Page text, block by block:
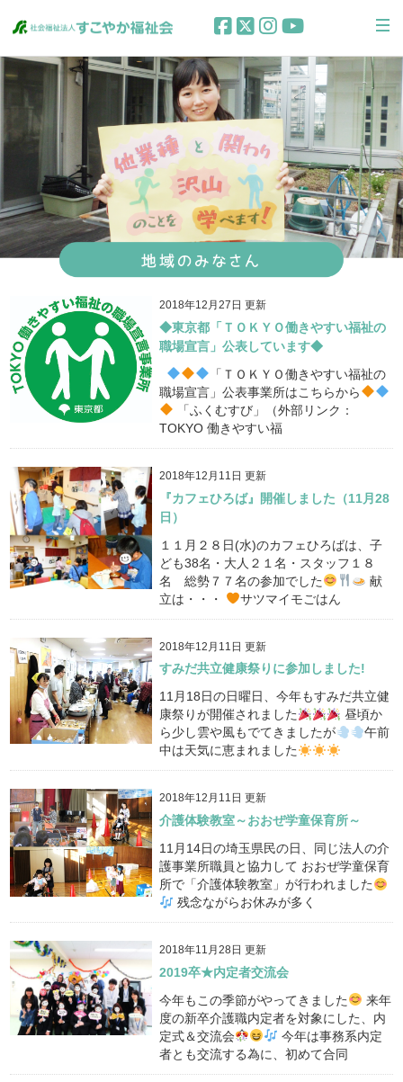
2018年12月27日 更新
◆東京都「ＴＯＫＹＯ働きやすい福祉の
職場宣言」公表しています◆
「ＴＯＫＹＯ働きやすい福祉の
職場宣言」公表事業所はこちらから
「ふくむすび」（外部リンク：
TOKYO 働きやすい福
2018年12月11日 更新
『カフェひろば』開催しました（11月28
日）
１１月２８日(水)のカフェひろばは、子
ども38名・大人２１名・スタッフ１８
名 総勢７７名の参加でした
献
立は・・・
サツマイモごはん
2018年12月11日 更新
すみだ共立健康祭りに参加しました!
11月18日の日曜日、今年もすみだ共立健
康祭りが開催されました
昼頃か
ら少し雲や風もでてきましたが
午前
中は天気に恵まれました
2018年12月11日 更新
介護体験教室～おおぜ学童保育所～
11月14日の埼玉県民の日、同じ法人の介
護事業所職員と協力して おおぜ学童保育
所で「介護体験教室」が行われました
残念ながらお休みが多く
2018年11月28日 更新
2019卒★内定者交流会
今年もこの季節がやってきました
来年
度の新卒介護職内定者を対象にした、内
定式＆交流会
今年は事務系内定
者とも交流する為に、初めて合同